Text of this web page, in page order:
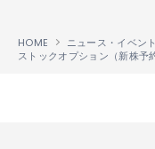
HOME
ニュース・イベント